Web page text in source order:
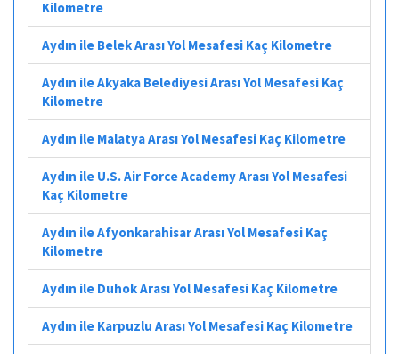
Kilometre
Aydın ile Belek Arası Yol Mesafesi Kaç Kilometre
Aydın ile Akyaka Belediyesi Arası Yol Mesafesi Kaç
Kilometre
Aydın ile Malatya Arası Yol Mesafesi Kaç Kilometre
Aydın ile U.S. Air Force Academy Arası Yol Mesafesi
Kaç Kilometre
Aydın ile Afyonkarahisar Arası Yol Mesafesi Kaç
Kilometre
Aydın ile Duhok Arası Yol Mesafesi Kaç Kilometre
Aydın ile Karpuzlu Arası Yol Mesafesi Kaç Kilometre